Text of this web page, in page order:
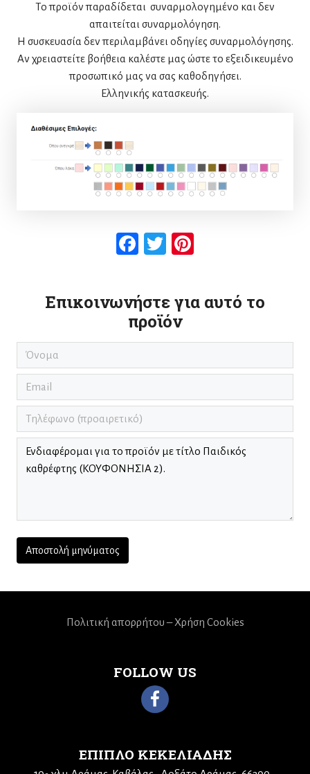
Το προϊόν παραδίδεται συναρμολογημένο και δεν
απαιτείται συναρμολόγηση.
Η συσκευασία δεν περιλαμβάνει οδηγίες συναρμολόγησης.
Αν χρειαστείτε βοήθεια καλέστε μας ώστε το εξειδικευμένο
προσωπικό μας να σας καθοδηγήσει.
Ελληνικής κατασκευής.
Facebook
Twitter
Επικοινωνήστε για αυτό το
προϊόν
ΕΠΙΠΛΟ ΚΕΚΕΛΙΑΔΗΣ
FOLLOW US
Πολιτική απορρήτου – Χρήση Cookies